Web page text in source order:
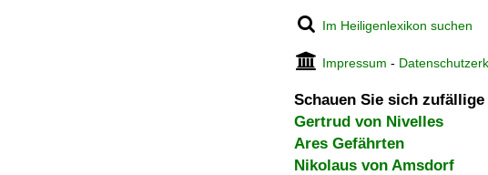
Im Heiligenlexikon suchen
Impressum -
Schauen Sie sich
Gertrud von Nivelles
Ares Gefährten
Nikolaus von Amsdorf